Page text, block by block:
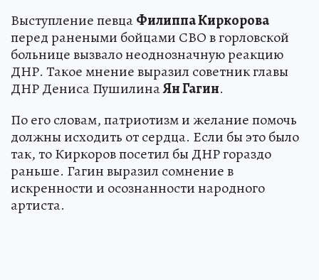
Выступление певцаФилиппа Киркорова
перед ранеными бойцами СВО в горловской
больнице вызвало неоднозначную реакцию
ДНР. Такое мнение выразил советник главы
ДНР Дениса ПушилинаЯн Гагин.
По его словам, патриотизм и желание помочь
должны исходить от сердца. Если бы это было
так, то Киркоров посетил бы ДНР гораздо
раньше. Гагин выразил сомнение в
искренности и осознанности народного
артиста.